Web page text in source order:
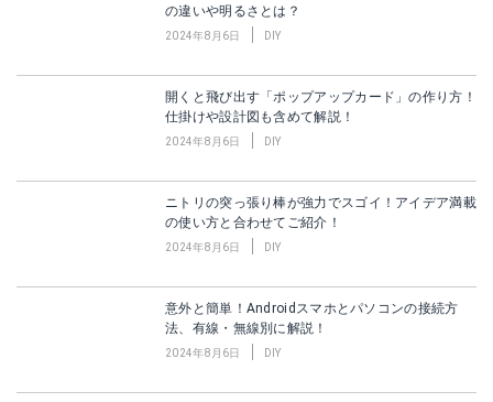
の違いや明るさとは？
2024年8月6日 DIY
開くと飛び出す「ポップアップカード」の作り方！
仕掛けや設計図も含めて解説！
2024年8月6日 DIY
ニトリの突っ張り棒が強力でスゴイ！アイデア満載
の使い方と合わせてご紹介！
2024年8月6日 DIY
意外と簡単！Androidスマホとパソコンの接続方
法、有線・無線別に解説！
2024年8月6日 DIY